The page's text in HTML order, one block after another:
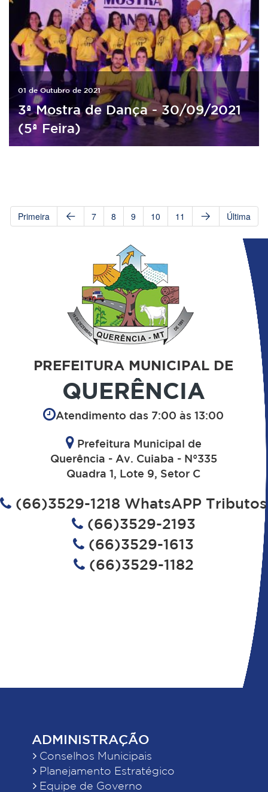
01 de Outubro de 2021
3ª Mostra de Dança - 30/09/2021
(5ª Feira)
Primeira 7 8 9 10 11 Última
PREFEITURA MUNICIPAL DE
QUERÊNCIA
Atendimento das 7:00 às 13:00
Prefeitura Municipal de
Querência - Av. Cuiaba - N°335
Quadra 1, Lote 9, Setor C
(66)3529-1218 WhatsAPP Tributos
(66)3529-2193
(66)3529-1613
(66)3529-1182
ADMINISTRAÇÃO
Conselhos Municipais
Planejamento Estratégico
Equipe de Governo